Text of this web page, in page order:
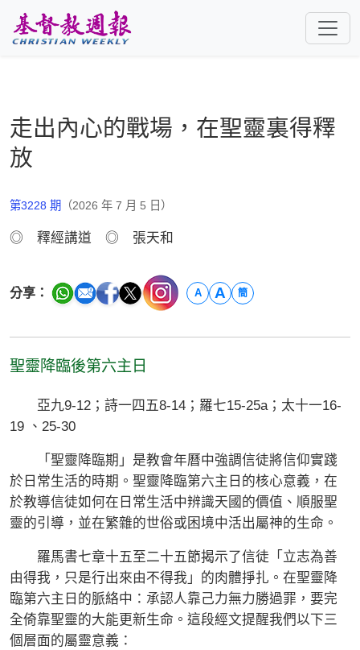
走出內心的戰場，在聖靈裏得釋
放
第3228 期 （2026 年 7 月 5 日）
◎ 釋經講道 ◎ 張天和
分享： A A 簡
聖靈降臨後第六主日
亞九9-12；詩一四五8-14；羅七15-25a；太十一16-
19 、25-30
「聖靈降臨期」是教會年曆中強調信徒將信仰實踐
於日常生活的時期。聖靈降臨第六主日的核心意義，在
於教導信徒如何在日常生活中辨識天國的價值、順服聖
靈的引導，並在繁雜的世俗或困境中活出屬神的生命。
羅馬書七章十五至二十五節揭示了信徒「立志為善
由得我，只是行出來由不得我」的肉體掙扎。在聖靈降
臨第六主日的脈絡中：承認人靠己力無力勝過罪，要完
全倚靠聖靈的大能更新生命。這段經文提醒我們以下三
個層面的屬靈意義：